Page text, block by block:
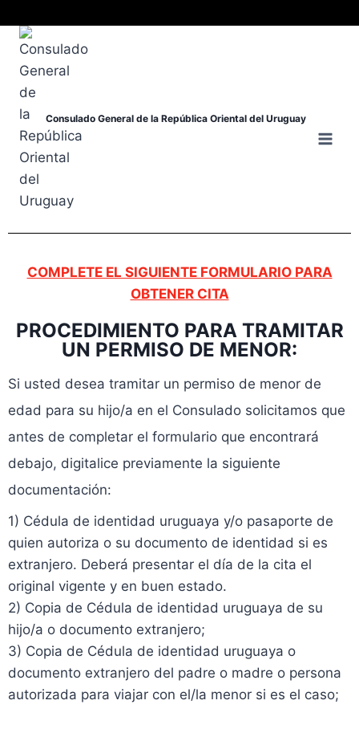
Consulado General de la República Oriental del Uruguay
COMPLETE EL SIGUIENTE FORMULARIO PARA
OBTENER CITA
PROCEDIMIENTO PARA TRAMITAR
UN PERMISO DE MENOR:
Si usted desea tramitar un permiso de menor de
edad para su hijo/a en el Consulado solicitamos que
antes de completar el formulario que encontrará
debajo, digitalice previamente la siguiente
documentación:
1) Cédula de identidad uruguaya y/o pasaporte de
quien autoriza o su documento de identidad si es
extranjero. Deberá presentar el día de la cita el
original vigente y en buen estado.
2) Copia de Cédula de identidad uruguaya de su
hijo/a o documento extranjero;
3) Copia de Cédula de identidad uruguaya o
documento extranjero del padre o madre o persona
autorizada para viajar con el/la menor si es el caso;